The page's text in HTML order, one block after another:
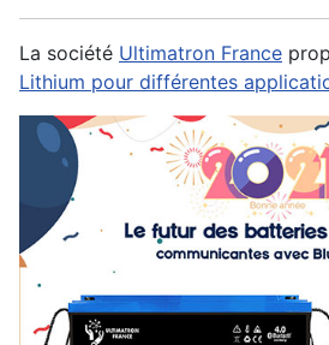
La société Ultimatron France
Lithium pour différentes